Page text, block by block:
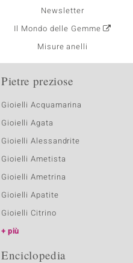
Newsletter
Il Mondo delle Gemme
Misure anelli
Pietre preziose
Gioielli Acquamarina
Gioielli Agata
Gioielli Alessandrite
Gioielli Ametista
Gioielli Ametrina
Gioielli Apatite
Gioielli Citrino
più
Enciclopedia